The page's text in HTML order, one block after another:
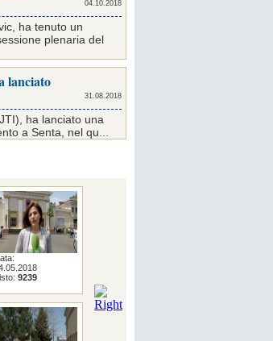
04.10.2018
ha tenuto un
plenaria del
lanciato
31.08.2018
ha lanciato una
a Senta, nel qu...
9239